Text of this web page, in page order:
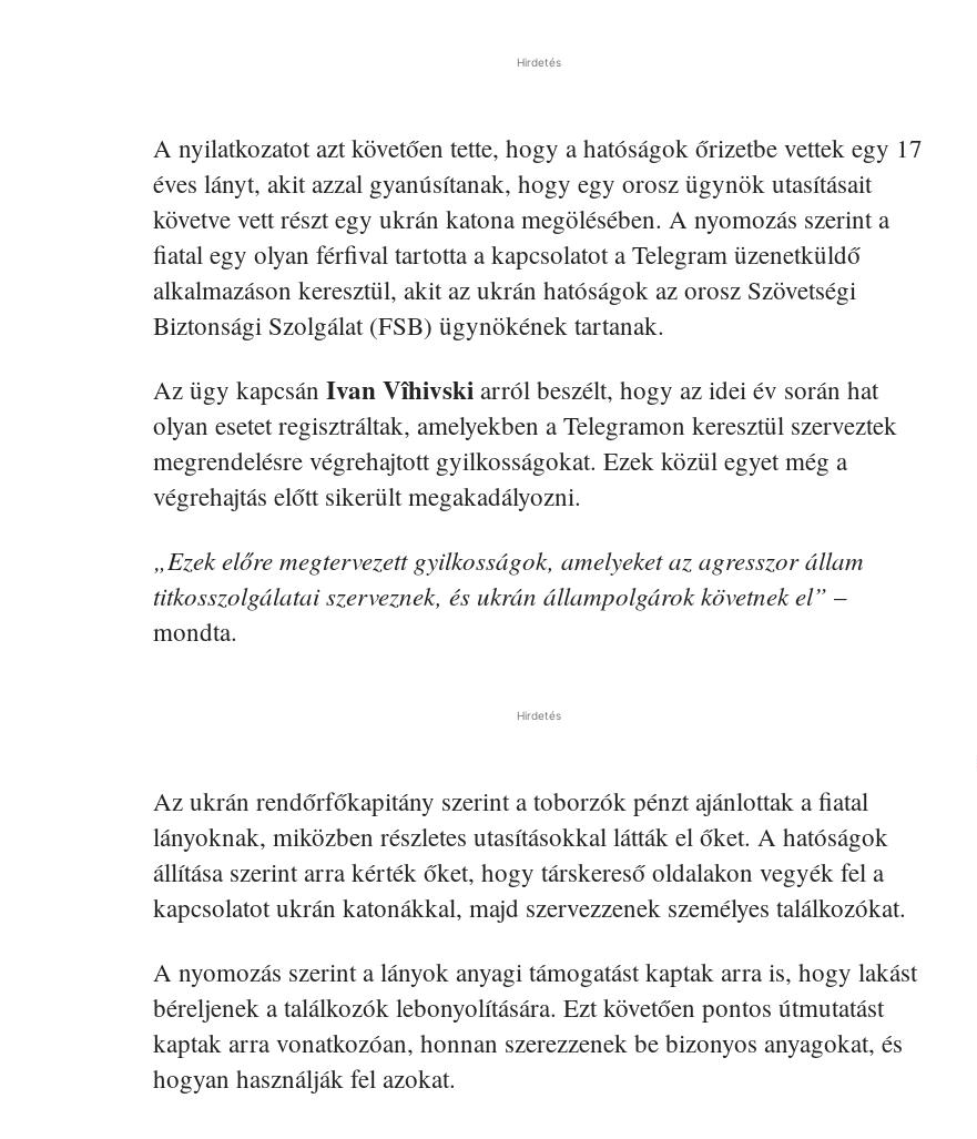
Hirdetés
A nyilatkozatot azt követően tette, hogy a hatóságok őrizetbe vettek egy 17
éves lányt, akit azzal gyanúsítanak, hogy egy orosz ügynök utasításait
követve vett részt egy ukrán katona megölésében. A nyomozás szerint a
fiatal egy olyan férfival tartotta a kapcsolatot a Telegram üzenetküldő
alkalmazáson keresztül, akit az ukrán hatóságok az orosz Szövetségi
Biztonsági Szolgálat (FSB) ügynökének tartanak.
Az ügy kapcsán Ivan Vîhivski arról beszélt, hogy az idei év során hat
olyan esetet regisztráltak, amelyekben a Telegramon keresztül szerveztek
megrendelésre végrehajtott gyilkosságokat. Ezek közül egyet még a
végrehajtás előtt sikerült megakadályozni.
„Ezek előre megtervezett gyilkosságok, amelyeket az agresszor állam
titkosszolgálatai szerveznek, és ukrán állampolgárok követnek el” –
mondta.
Hirdetés
Az ukrán rendőrfőkapitány szerint a toborzók pénzt ajánlottak a fiatal
lányoknak, miközben részletes utasításokkal látták el őket. A hatóságok
állítása szerint arra kérték őket, hogy társkereső oldalakon vegyék fel a
kapcsolatot ukrán katonákkal, majd szervezzenek személyes találkozókat.
A nyomozás szerint a lányok anyagi támogatást kaptak arra is, hogy lakást
béreljenek a találkozók lebonyolítására. Ezt követően pontos útmutatást
kaptak arra vonatkozóan, honnan szerezzenek be bizonyos anyagokat, és
hogyan használják fel azokat.